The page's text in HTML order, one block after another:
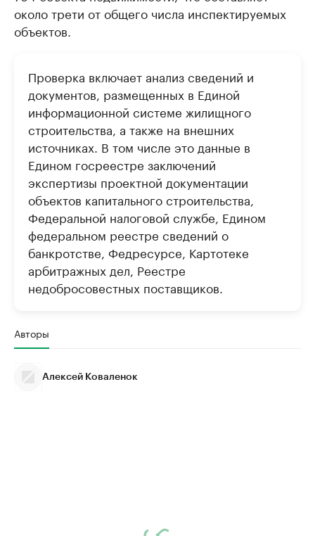
около трети от общего числа инспектируемых
объектов.
Проверка включает анализ сведений и
документов, размещенных в Единой
информационной системе жилищного
строительства, а также на внешних
источниках. В том числе это данные в
Едином госреестре заключений
экспертизы проектной документации
объектов капитального строительства,
Федеральной налоговой службе, Едином
федеральном реестре сведений о
банкротстве, Федресурсе, Картотеке
арбитражных дел, Реестре
недобросовестных поставщиков.
Авторы
Алексей Коваленок